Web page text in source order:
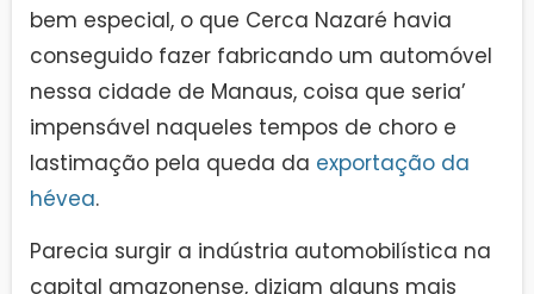
bem especial, o que Cerca Nazaré havia
conseguido fazer fabricando um automóvel
nessa cidade de Manaus, coisa que seria’
impensável naqueles tempos de choro e
lastimação pela queda da exportação da
hévea.
Parecia surgir a indústria automobilística na
capital amazonense, diziam alguns mais